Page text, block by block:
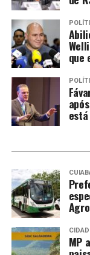
que
MP